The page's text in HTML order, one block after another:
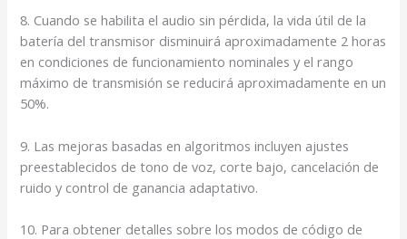
8. Cuando se habilita el audio sin pérdida, la vida útil de la
batería del transmisor disminuirá aproximadamente 2 horas
en condiciones de funcionamiento nominales y el rango
máximo de transmisión se reducirá aproximadamente en un
50%.
9. Las mejoras basadas en algoritmos incluyen ajustes
preestablecidos de tono de voz, corte bajo, cancelación de
ruido y control de ganancia adaptativo.
10. Para obtener detalles sobre los modos de código de